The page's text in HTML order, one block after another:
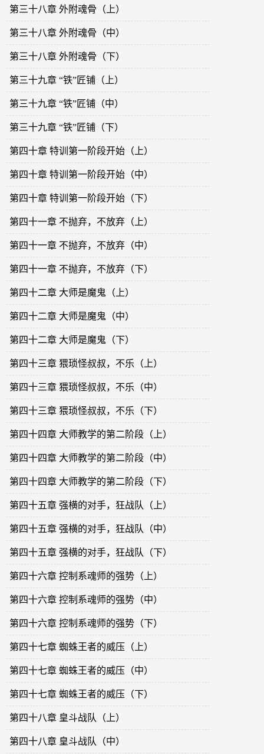
第三十八章 外附魂骨（上）
第三十八章 外附魂骨（中）
第三十八章 外附魂骨（下）
第三十九章 “铁”匠铺（上）
第三十九章 “铁”匠铺（中）
第三十九章 “铁”匠铺（下）
第四十章 特训第一阶段开始（上）
第四十章 特训第一阶段开始（中）
第四十章 特训第一阶段开始（下）
第四十一章 不抛弃，不放弃（上）
第四十一章 不抛弃，不放弃（中）
第四十一章 不抛弃，不放弃（下）
第四十二章 大师是魔鬼（上）
第四十二章 大师是魔鬼（中）
第四十二章 大师是魔鬼（下）
第四十三章 猥琐怪叔叔，不乐（上）
第四十三章 猥琐怪叔叔，不乐（中）
第四十三章 猥琐怪叔叔，不乐（下）
第四十四章 大师教学的第二阶段（上）
第四十四章 大师教学的第二阶段（中）
第四十四章 大师教学的第二阶段（下）
第四十五章 强横的对手，狂战队（上）
第四十五章 强横的对手，狂战队（中）
第四十五章 强横的对手，狂战队（下）
第四十六章 控制系魂师的强势（上）
第四十六章 控制系魂师的强势（中）
第四十六章 控制系魂师的强势（下）
第四十七章 蜘蛛王者的威压（上）
第四十七章 蜘蛛王者的威压（中）
第四十七章 蜘蛛王者的威压（下）
第四十八章 皇斗战队（上）
第四十八章 皇斗战队（中）